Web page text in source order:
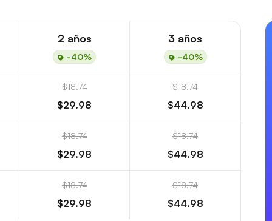
2 años
-40%
3 años
-40%
$18.74
$29.98
$18.74
$44.98
$18.74
$29.98
$18.74
$44.98
$18.74
$29.98
$18.74
$44.98